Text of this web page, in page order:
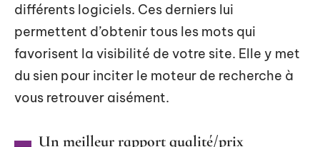
différents logiciels. Ces derniers lui
permettent d’obtenir tous les mots qui
favorisent la visibilité de votre site. Elle y met
du sien pour inciter le moteur de recherche à
vous retrouver aisément.
Un meilleur rapport qualité/prix